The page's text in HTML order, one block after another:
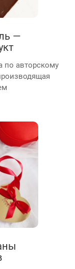
—
по авторскому